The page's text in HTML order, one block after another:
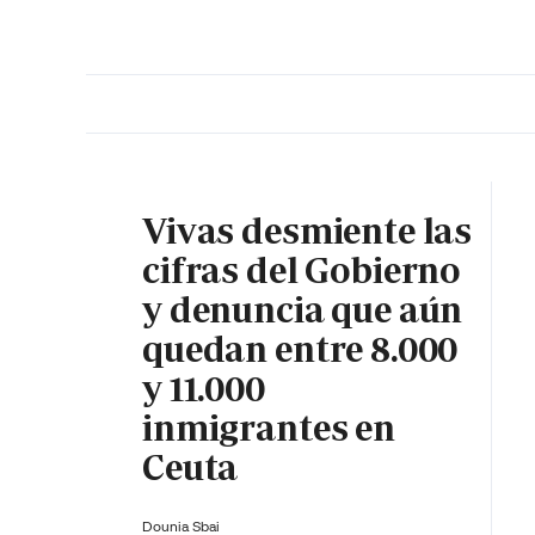
Vivas desmiente las
cifras del Gobierno
y denuncia que aún
quedan entre 8.000
y 11.000
inmigrantes en
Ceuta
Dounia Sbai